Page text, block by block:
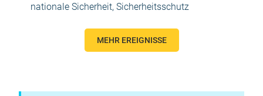
nationale Sicherheit, Sicherheitsschutz
MEHR EREIGNISSE